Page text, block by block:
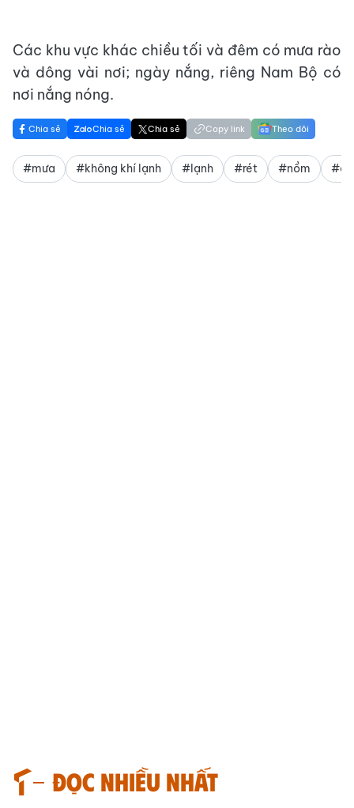
Các khu vực khác chiều tối và đêm có mưa rào
và dông vài nơi; ngày nắng, riêng Nam Bộ có
nơi nắng nóng.
Chia sẻ Chia sẻ Chia sẻ Copy link Theo dõi
#mưa #không khí lạnh #lạnh #rét #nồm
Đọc nhiều nhất